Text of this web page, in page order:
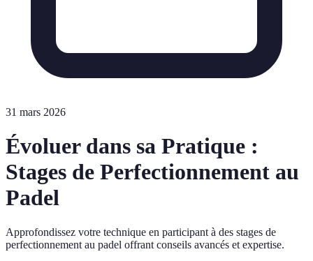
31 mars 2026
Évoluer dans sa Pratique :
Stages de Perfectionnement au
Padel
Approfondissez votre technique en participant à des stages de
perfectionnement au padel offrant conseils avancés et expertise.